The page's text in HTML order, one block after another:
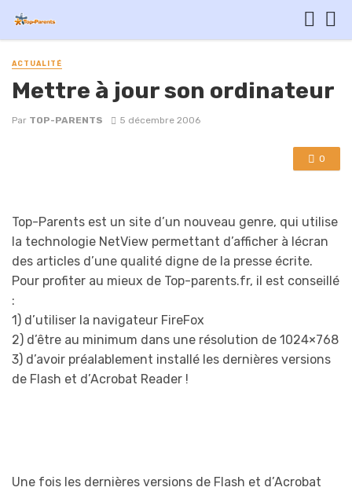
ACTUALITÉ
Mettre à jour son ordinateur
Par TOP-PARENTS 5 décembre 2006
0
Top-Parents est un site d’un nouveau genre, qui utilise
la technologie NetView permettant d’afficher à lécran
des articles d’une qualité digne de la presse écrite.
Pour profiter au mieux de Top-parents.fr, il est conseillé
:
1) d’utiliser la navigateur FireFox
2) d’être au minimum dans une résolution de 1024×768
3) d’avoir préalablement installé les dernières versions
de Flash et d’Acrobat Reader !
Une fois les dernières versions de Flash et d’Acrobat